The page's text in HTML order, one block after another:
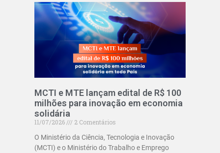
MCTI e MTE lançam edital de R$ 100
milhões para inovação em economia
solidária
11/07/2026
2 Comentários
O Ministério da Ciência, Tecnologia e Inovação
(MCTI) e o Ministério do Trabalho e Emprego